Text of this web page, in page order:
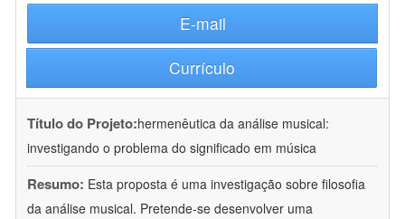
E-mail
Currículo
Título do Projeto:hermenêutica da análise musical:
investigando o problema do significado em música
Resumo: Esta proposta é uma investigação sobre filosofia
da análise musical. Pretende-se desenvolver uma